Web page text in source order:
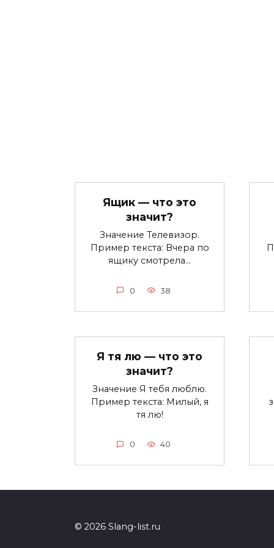
Ящик — что это
значит?
Значение Телевизор.
Пример текста: Вчера по
ящику смотрела…
0 38
Я тя лю — что это
значит?
Значение Я тебя люблю.
Пример текста: Милый, я
тя лю!
0 40
© 2026 Slang-list.ru